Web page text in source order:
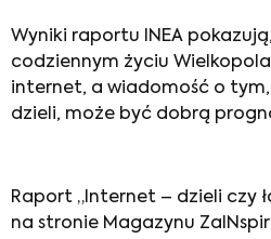
Wyniki raportu INEA
codziennym życiu
internet, a wiadomość o tym,
dzieli, może być dobrą
Raport „Internet – dzieli czy
na stronie Magazynu